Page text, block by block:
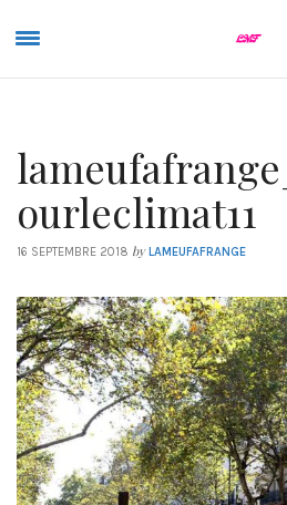
ourleclimat11
16 SEPTEMBRE 2018 by LAMEUFAFRANGE